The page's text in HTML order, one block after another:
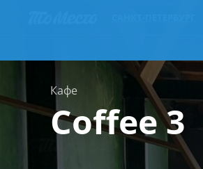
Кафе
Coffee 3